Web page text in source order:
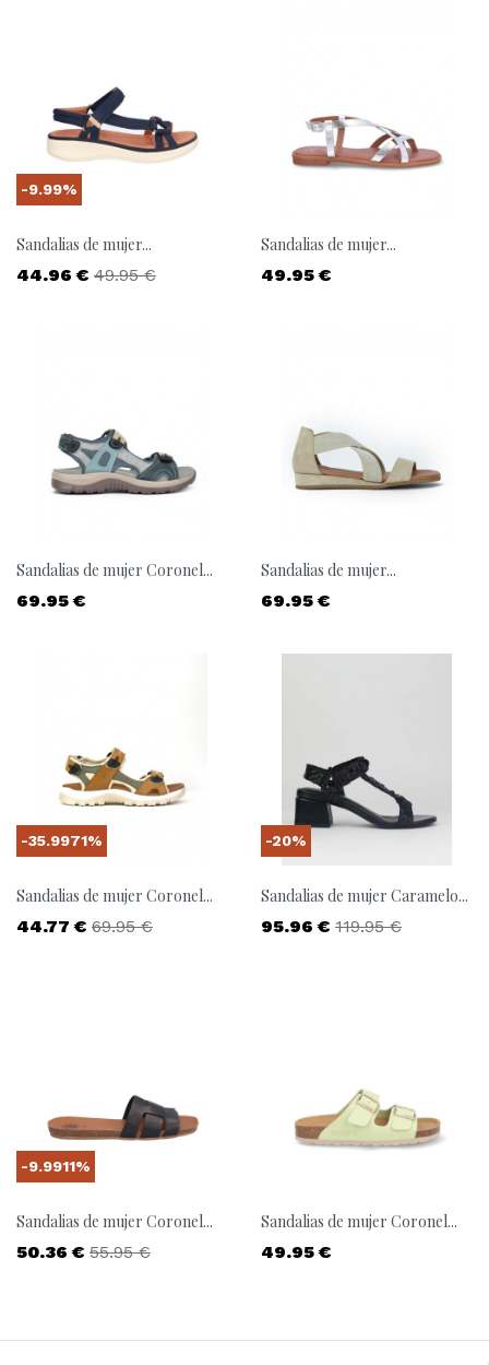
Sandalias de mujer...
Precio
44.96 € Precio base
49.95 €
-9.99%
Sandalias de mujer...
Precio
49.95 €
Sandalias de mujer Coronel...
Precio
69.95 €
Sandalias de mujer...
Precio
69.95 €
Sandalias de mujer Coronel...
Precio
44.77 € Precio base
69.95 €
-35.9971%
Sandalias de mujer Caramelo...
Precio
95.96 € Precio base
119.95 €
-20%
Sandalias de mujer Coronel...
Precio
50.36 € Precio base
55.95 €
-9.9911%
Sandalias de mujer Coronel...
Precio
49.95 €